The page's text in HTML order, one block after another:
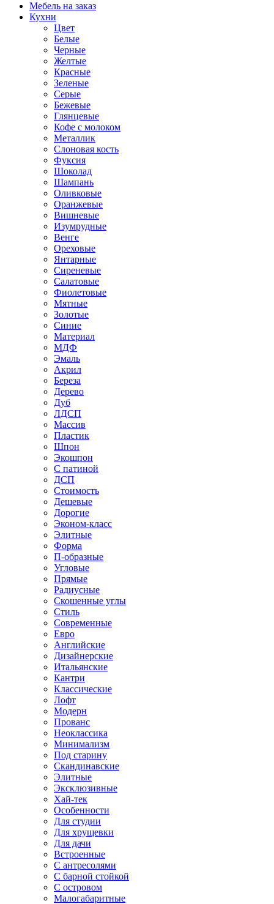
Мебель на заказ
Кухни
Цвет
Белые
Черные
Желтые
Красные
Зеленые
Серые
Бежевые
Глянцевые
Кофе с молоком
Металлик
Слоновая кость
Фуксия
Шоколад
Шампань
Оливковые
Оранжевые
Вишневые
Изумрудные
Венге
Ореховые
Янтарные
Сиреневые
Салатовые
Фиолетовые
Мятные
Золотые
Синие
Материал
МДФ
Эмаль
Акрил
Береза
Дерево
Дуб
ЛДСП
Массив
Пластик
Шпон
Экошпон
С патиной
ДСП
Стоимость
Дешевые
Дорогие
Эконом-класс
Элитные
Форма
П-образные
Угловые
Прямые
Радиусные
Скошенные углы
Стиль
Современные
Евро
Английские
Дизайнерские
Итальянские
Кантри
Классические
Лофт
Модерн
Прованс
Неоклассика
Минимализм
Под старину
Скандинавские
Элитные
Эксклюзивные
Хай-тек
Особенности
Для студии
Для хрущевки
Для дачи
Встроенные
С антресолями
С барной стойкой
С островом
Малогабаритные